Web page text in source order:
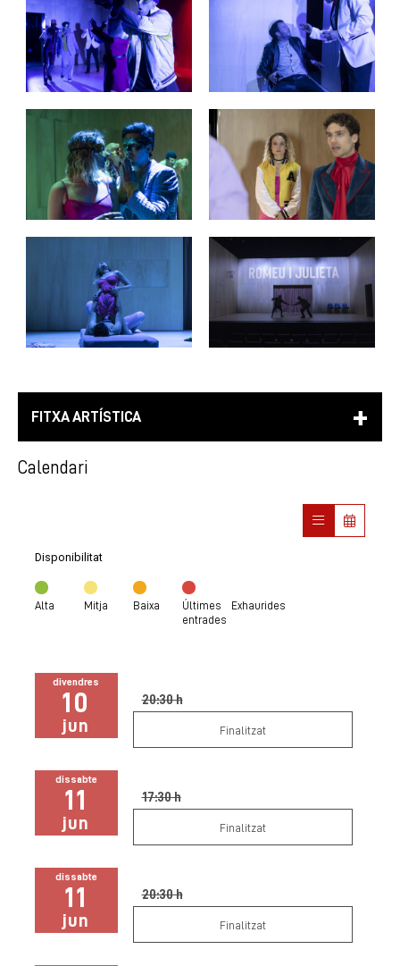
FITXA ARTÍSTICA
Calendari
Disponibilitat
Alta Mitja Baixa
Últimes
entrades
Exhaurides
divendres
10
jun
20:30 h
Finalitzat
dissabte
11
jun
17:30 h
Finalitzat
dissabte
11
jun
20:30 h
Finalitzat